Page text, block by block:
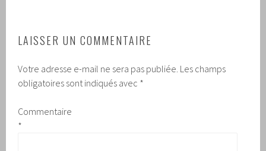
LAISSER UN COMMENTAIRE
Votre adresse e-mail ne sera pas publiée. Les champs
obligatoires sont indiqués avec *
Commentaire
*